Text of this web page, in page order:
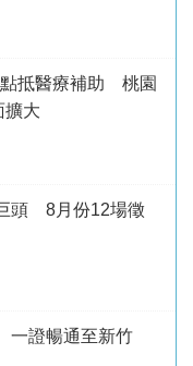
抵醫療補助 桃園
擴大
頭 8月份12場徵
一證暢通至新竹